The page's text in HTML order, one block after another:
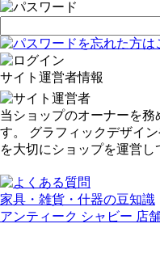
サイト運営者情報
当ショップのオーナーを
す。 グラフィックデザイ
を大切にショップを運営し
家具・雑貨・什器の豆知識
アンティーク シャビー 店